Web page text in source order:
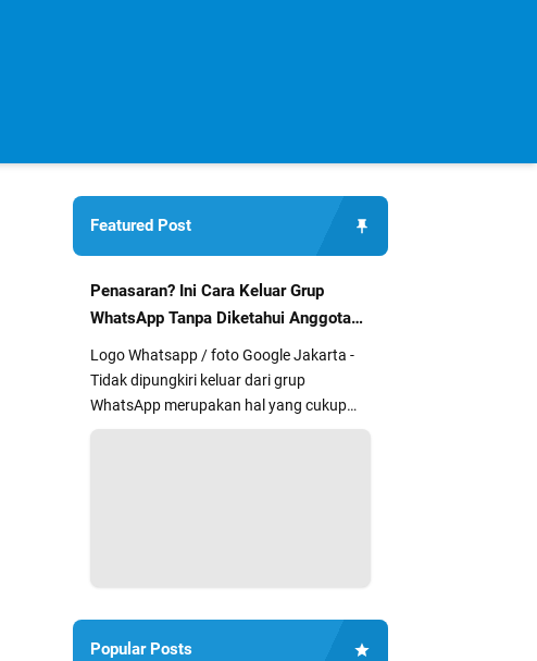
Featured Post
Penasaran? Ini Cara Keluar Grup
WhatsApp Tanpa Diketahui Anggota
Lain
Logo Whatsapp / foto Google Jakarta -
Tidak dipungkiri keluar dari grup
WhatsApp merupakan hal yang cukup
segan dan kurang nyaman bagi sebag...
Popular Posts